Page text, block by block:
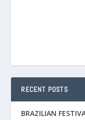
RECENT POSTS
BRAZILIAN